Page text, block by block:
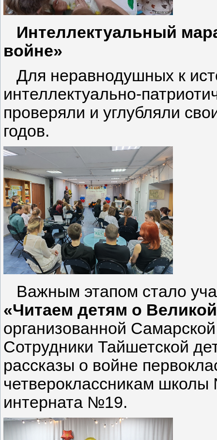
Интеллектуальный
войне»
Для неравнодушных к
интеллектуально-
проверяли и углубляли
годов.
Важным этапом стало
«Читаем детям о
организованной
Сотрудники Тайшетской
рассказы о войне
четвероклассникам
интерната №19.